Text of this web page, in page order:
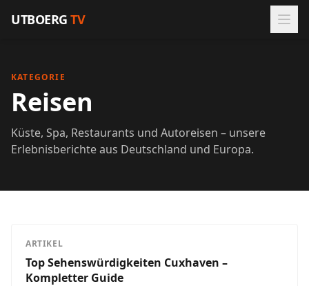
UTBOERGTV
KATEGORIE
Reisen
Küste, Spa, Restaurants und Autoreisen – unsere
Erlebnisberichte aus Deutschland und Europa.
ARTIKEL
Top Sehenswürdigkeiten Cuxhaven –
Kompletter Guide